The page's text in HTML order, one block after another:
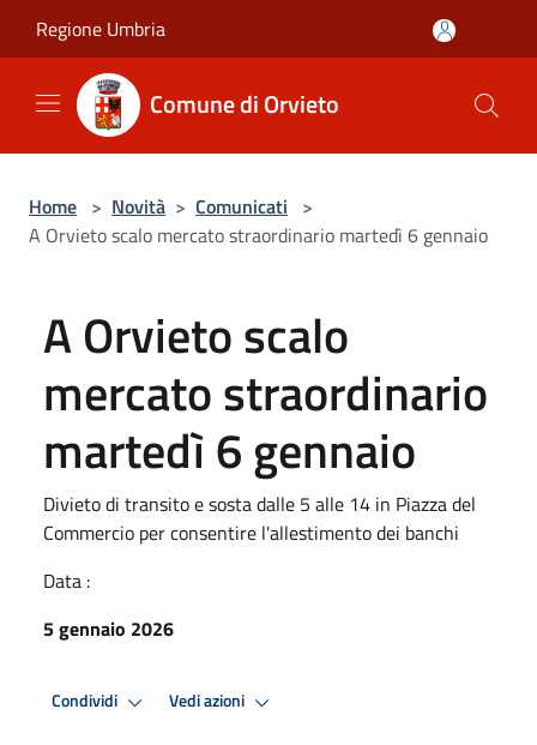
Regione Umbria
Comune di Orvieto
Home > Novità > Comunicati >
A Orvieto scalo mercato straordinario martedì 6 gennaio
A Orvieto scalo
mercato straordinario
martedì 6 gennaio
Divieto di transito e sosta dalle 5 alle 14 in Piazza del
Commercio per consentire l'allestimento dei banchi
Data :
5 gennaio 2026
Condividi Vedi azioni